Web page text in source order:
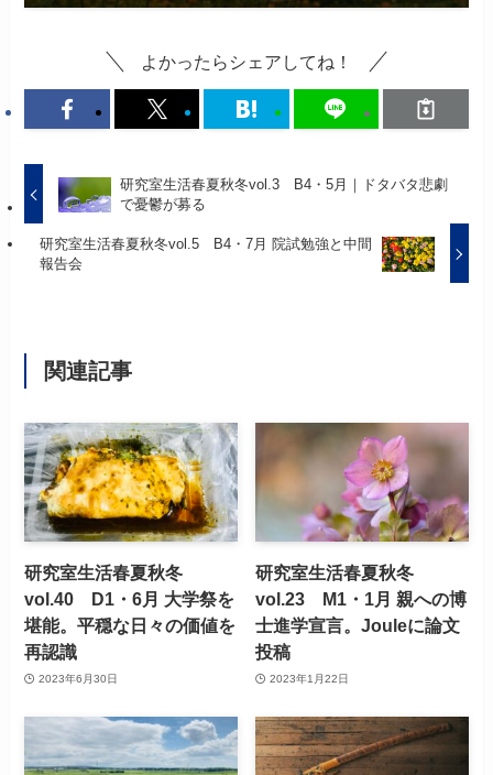
よかったらシェアしてね！
研究室生活春夏秋冬vol.3 B4・5月｜ドタバタ悲劇
で憂鬱が募る
研究室生活春夏秋冬vol.5 B4・7月 院試勉強と中間
報告会
関連記事
研究室生活春夏秋冬
vol.40 D1・6月 大学祭を
堪能。平穏な日々の価値を
再認識
2023年6月30日
研究室生活春夏秋冬
vol.23 M1・1月 親への博
士進学宣言。Jouleに論文
投稿
2023年1月22日